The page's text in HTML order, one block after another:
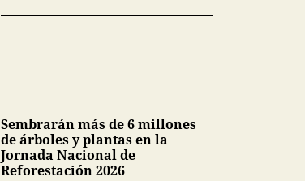
Sembrarán más de 6 millones
de árboles y plantas en la
Jornada Nacional de
Reforestación 2026